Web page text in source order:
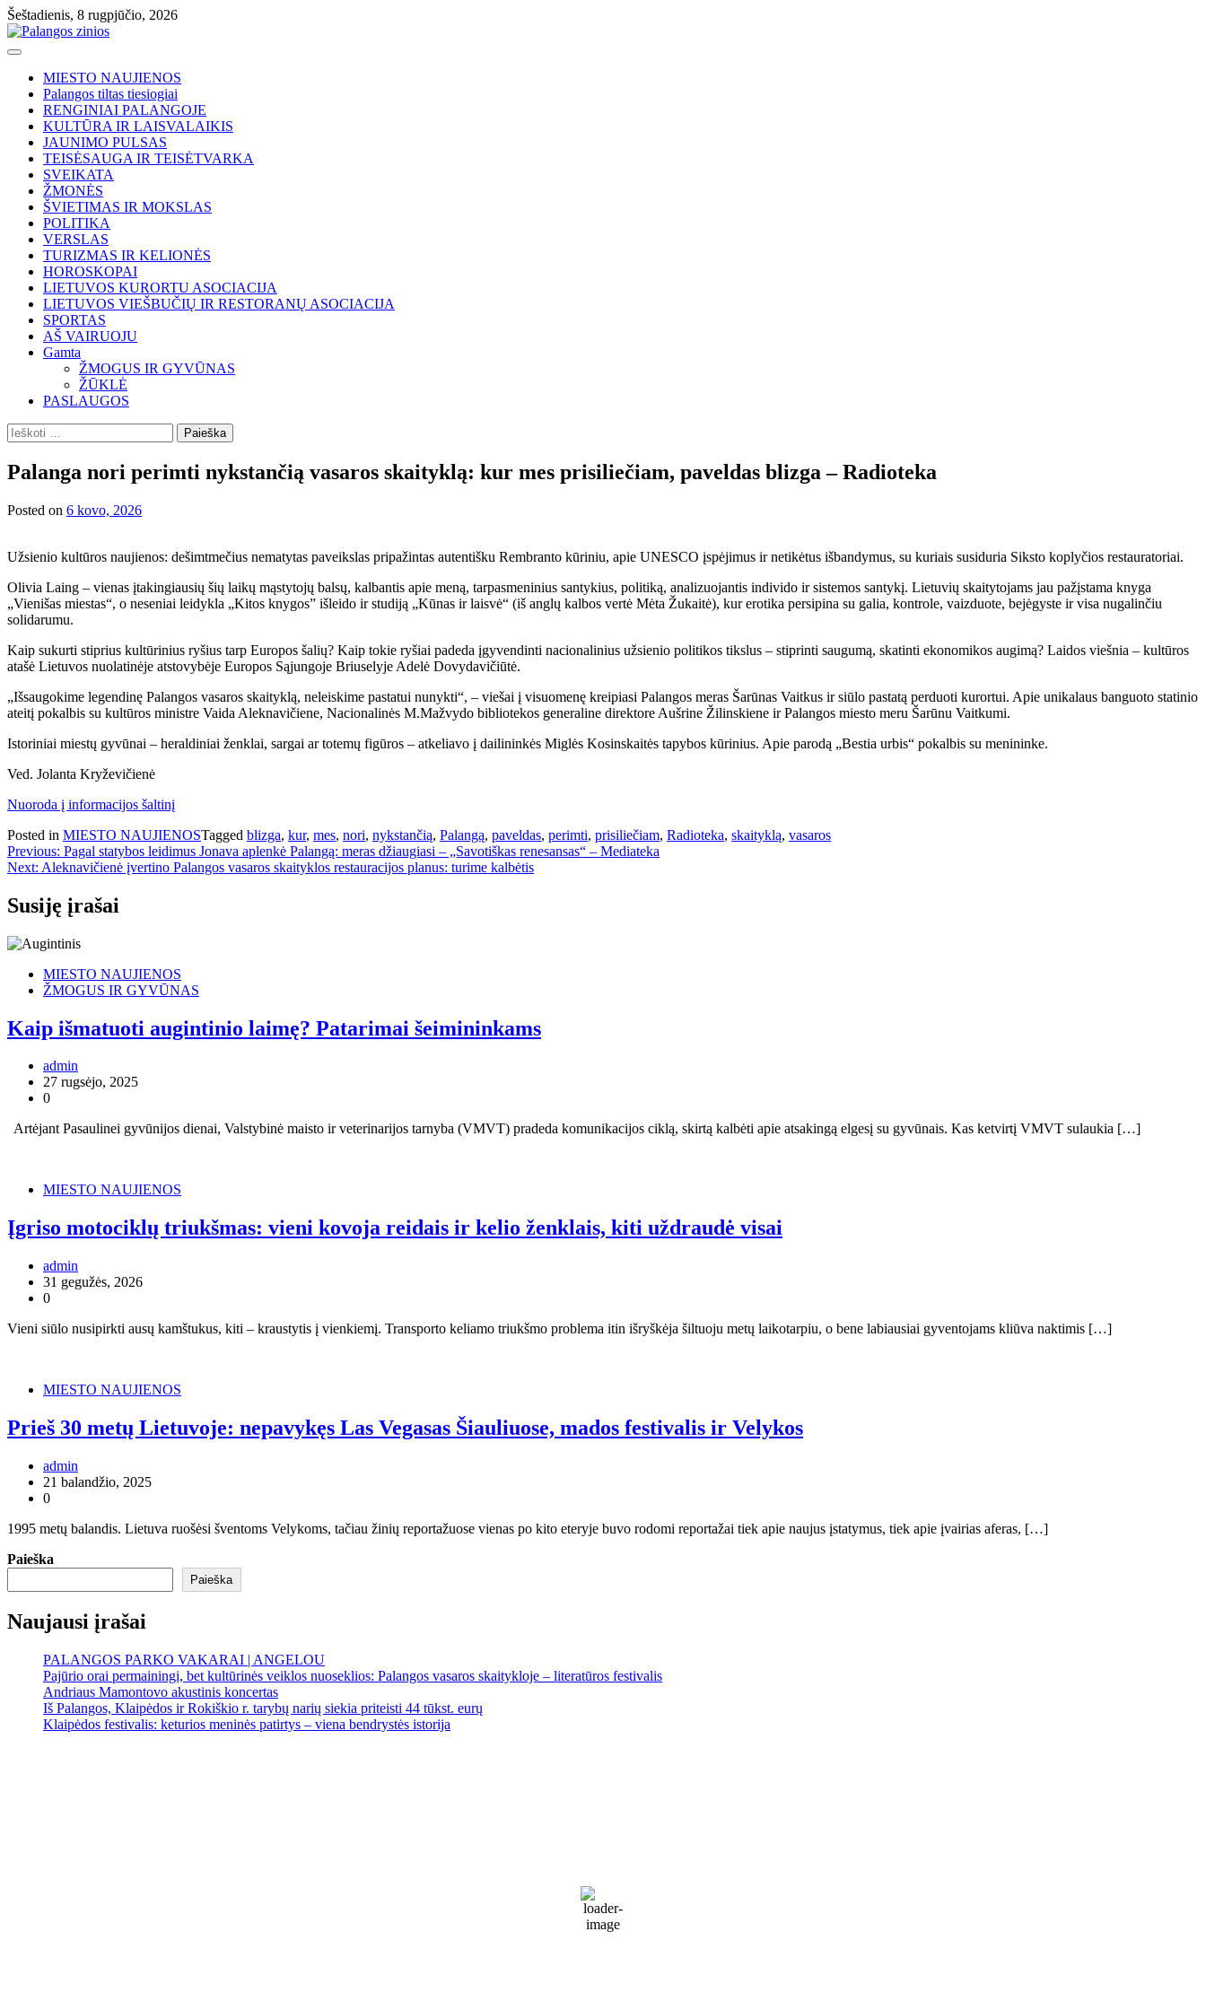
Skip
to
content
Šeštadienis, 8 rugpjūčio, 2026
MIESTO NAUJIENOS
Palangos tiltas tiesiogiai
RENGINIAI PALANGOJE
KULTŪRA IR LAISVALAIKIS
JAUNIMO PULSAS
TEISĖSAUGA IR TEISĖTVARKA
SVEIKATA
ŽMONĖS
ŠVIETIMAS IR MOKSLAS
POLITIKA
VERSLAS
TURIZMAS IR KELIONĖS
HOROSKOPAI
LIETUVOS KURORTU ASOCIACIJA
LIETUVOS VIEŠBUČIŲ IR RESTORANŲ ASOCIACIJA
SPORTAS
AŠ VAIRUOJU
Gamta
ŽMOGUS IR GYVŪNAS
ŽŪKLĖ
PASLAUGOS
Ieškoti:
Palanga nori perimti nykstančią vasaros skaityklą: kur mes prisiliečiam, paveldas blizga – Radioteka
Posted on 6 kovo, 2026
Užsienio kultūros naujienos: dešimtmečius nematytas paveikslas pripažintas autentišku Rembranto kūriniu, apie UNESCO įspėjimus ir netikėtus išbandymus, su kuriais susiduria Siksto koplyčios restauratoriai.
Olivia Laing – vienas įtakingiausių šių laikų mąstytojų balsų, kalbantis apie meną, tarpasmeninius santykius, politiką, analizuojantis individo ir sistemos santykį. Lietuvių skaitytojams jau pažįstama knyga
„Vienišas miestas“, o neseniai leidykla „Kitos knygos” išleido ir studiją „Kūnas ir laisvė“ (iš anglų kalbos vertė Mėta Žukaitė), kur erotika persipina su galia, kontrole, vaizduote, bejėgyste ir visa nugalinčiu
solidarumu.
Kaip sukurti stiprius kultūrinius ryšius tarp Europos šalių? Kaip tokie ryšiai padeda įgyvendinti nacionalinius užsienio politikos tikslus – stiprinti saugumą, skatinti ekonomikos augimą? Laidos viešnia – kultūros
atašė Lietuvos nuolatinėje atstovybėje Europos Sąjungoje Briuselyje Adelė Dovydavičiūtė.
„Išsaugokime legendinę Palangos vasaros skaityklą, neleiskime pastatui nunykti“, – viešai į visuomenę kreipiasi Palangos meras Šarūnas Vaitkus ir siūlo pastatą perduoti kurortui. Apie unikalaus banguoto statinio
ateitį pokalbis su kultūros ministre Vaida Aleknavičiene, Nacionalinės M.Mažvydo bibliotekos generaline direktore Aušrine Žilinskiene ir Palangos miesto meru Šarūnu Vaitkumi.
Istoriniai miestų gyvūnai – heraldiniai ženklai, sargai ar totemų figūros – atkeliavo į dailininkės Miglės Kosinskaitės tapybos kūrinius. Apie parodą „Bestia urbis“ pokalbis su menininke.
Ved. Jolanta Kryževičienė
Nuoroda į informacijos šaltinį
Posted in MIESTO NAUJIENOSTagged blizga, kur, mes, nori, nykstančią, Palangą, paveldas, perimti, prisiliečiam, Radioteka, skaityklą, vasaros
Navigacija
tarp
įrašų
Previous: Pagal statybos leidimus Jonava aplenkė Palangą: meras džiaugiasi – „Savotiškas renesansas“ – Mediateka
Next: Aleknavičienė įvertino Palangos vasaros skaityklos restauracijos planus: turime kalbėtis
Susiję įrašai
MIESTO NAUJIENOS
ŽMOGUS IR GYVŪNAS
Kaip išmatuoti augintinio laimę? Patarimai šeimininkams
admin
27 rugsėjo, 2025
0
Artėjant Pasaulinei gyvūnijos dienai, Valstybinė maisto ir veterinarijos tarnyba (VMVT) pradeda komunikacijos ciklą, skirtą kalbėti apie atsakingą elgesį su gyvūnais. Kas ketvirtį VMVT sulaukia […]
MIESTO NAUJIENOS
Įgriso motociklų triukšmas: vieni kovoja reidais ir kelio ženklais, kiti uždraudė visai
admin
31 gegužės, 2026
0
Vieni siūlo nusipirkti ausų kamštukus, kiti – kraustytis į vienkiemį. Transporto keliamo triukšmo problema itin išryškėja šiltuoju metų laikotarpiu, o bene labiausiai gyventojams kliūva naktimis […]
MIESTO NAUJIENOS
Prieš 30 metų Lietuvoje: nepavykęs Las Vegasas Šiauliuose, mados festivalis ir Velykos
admin
21 balandžio, 2025
0
1995 metų balandis. Lietuva ruošėsi šventoms Velykoms, tačiau žinių reportažuose vienas po kito eteryje buvo rodomi reportažai tiek apie naujus įstatymus, tiek apie įvairias aferas, […]
Paieška
Paieška
Naujausi įrašai
PALANGOS PARKO VAKARAI | ANGELOU
Pajūrio orai permainingi, bet kultūrinės veiklos nuoseklios: Palangos vasaros skaitykloje – literatūros festivalis
Andriaus Mamontovo akustinis koncertas
Iš Palangos, Klaipėdos ir Rokiškio r. tarybų narių siekia priteisti 44 tūkst. eurų
Klaipėdos festivalis: keturios meninės patirtys – viena bendrystės istorija
Patchy rain nearby
66 %